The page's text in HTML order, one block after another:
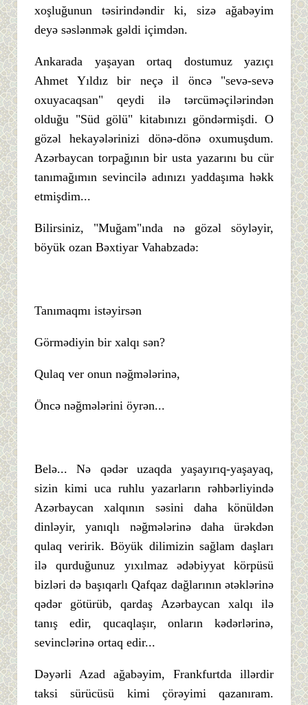
xoşluğunun təsirindəndir ki, sizə ağabəyim
deyə səslənmək gəldi içimdən.
Ankarada yaşayan ortaq dostumuz yazıçı
Ahmet Yıldız bir neçə il öncə "sevə-sevə
oxuyacaqsan" qeydi ilə tərcüməçilərindən
olduğu "Süd gölü" kitabınızı göndərmişdi. O
gözəl hekayələrinizi dönə-dönə oxumuşdum.
Azərbaycan torpağının bir usta yazarını bu cür
tanımağımın sevincilə adınızı yaddaşıma həkk
etmişdim...
Bilirsiniz, "Muğam"ında nə gözəl söyləyir,
böyük ozan Bəxtiyar Vahabzadə:
Tanımaqmı istəyirsən
Görmədiyin bir xalqı sən?
Qulaq ver onun nəğmələrinə,
Öncə nəğmələrini öyrən...
Belə... Nə qədər uzaqda yaşayırıq-yaşayaq,
sizin kimi uca ruhlu yazarların rəhbərliyində
Azərbaycan xalqının səsini daha könüldən
dinləyir, yanıqlı nəğmələrinə daha ürəkdən
qulaq veririk. Böyük dilimizin sağlam daşları
ilə qurduğunuz yıxılmaz ədəbiyyat körpüsü
bizləri də başıqarlı Qafqaz dağlarının ətəklərinə
qədər götürüb, qardaş Azərbaycan xalqı ilə
tanış edir, qucaqlaşır, onların kədərlərinə,
sevinclərinə ortaq edir...
Dəyərli Azad ağabəyim, Frankfurtda illərdir
taksi sürücüsü kimi çörəyimi qazanıram.